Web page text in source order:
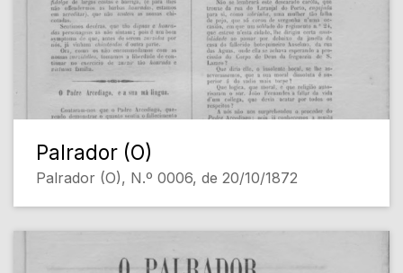
Palrador (O)
Palrador (O), N.º 0006, de 20/10/1872